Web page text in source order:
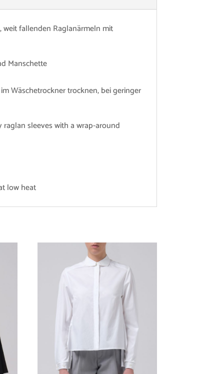
weit fallenden Raglanärmeln mit
Manschette
Wäschetrockner trocknen, bei geringer
sleeves with a wrap-around
low heat